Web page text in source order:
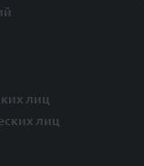
лиц
лиц